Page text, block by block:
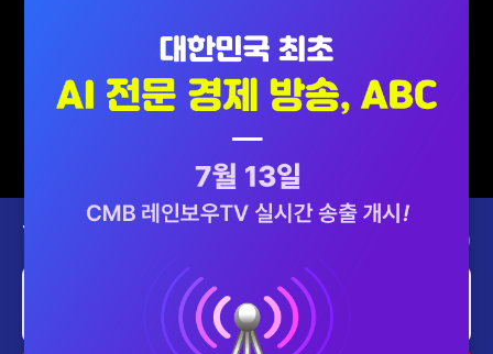
Today’s Program 2026-08-08 (토)
AI 톡톡